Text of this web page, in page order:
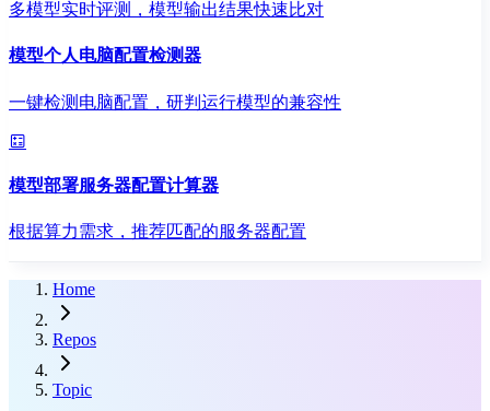
多模型实时评测，模型输出结果快速比对
模型个人电脑配置检测器
一键检测电脑配置，研判运行模型的兼容性
模型部署服务器配置计算器
根据算力需求，推荐匹配的服务器配置
Home
Repos
Topic